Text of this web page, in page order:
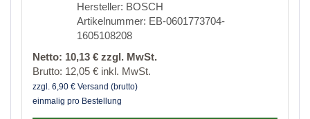
Hersteller: BOSCH
Artikelnummer: EB-0601773704-
1605108208
Netto: 10,13 € zzgl. MwSt.
Brutto: 12,05 € inkl. MwSt.
zzgl. 6,90 € Versand (brutto)
einmalig pro Bestellung